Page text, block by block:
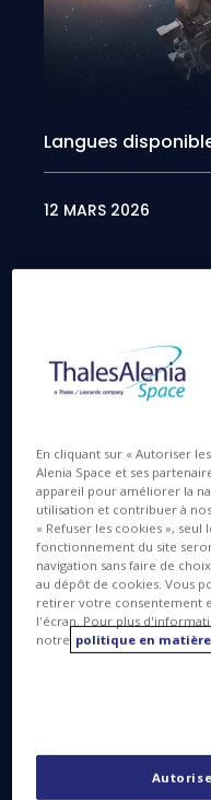
Langues
12 MARS 2026
Thales Alenia
Systems, maître
fourniture
Observations at
actuellement
Flight Center (GSFC)
le Maryland, dans
Weather Next de la
Atmospheric
SOLAR se
d’observation,
lancés
Conjointement
Weather Follow On
permanence
Weather
d’effectuer ses
En cliquant sur « Autoriser
Alenia Space et ses
appareil pour améliorer la
utilisation et contribuer à
« Refuser les cookies », seul
fonctionnement du site
navigation sans faire de
au dépôt de cookies. Vous
retirer votre consentement
l'écran. Pour plus
notre politique en